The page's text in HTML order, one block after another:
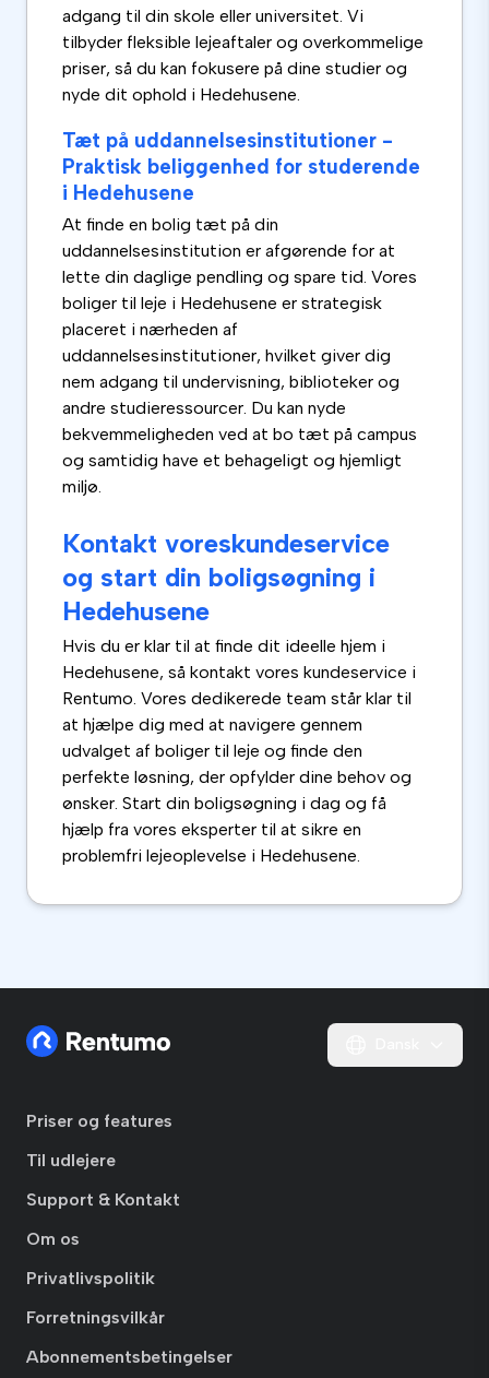
adgang til din skole eller universitet. Vi
tilbyder fleksible lejeaftaler og overkommelige
priser, så du kan fokusere på dine studier og
nyde dit ophold i Hedehusene.
Tæt på uddannelsesinstitutioner -
Praktisk beliggenhed for studerende
i Hedehusene
At finde en bolig tæt på din
uddannelsesinstitution er afgørende for at
lette din daglige pendling og spare tid. Vores
boliger til leje i Hedehusene er strategisk
placeret i nærheden af ​​
uddannelsesinstitutioner, hvilket giver dig
nem adgang til undervisning, biblioteker og
andre studieressourcer. Du kan nyde
bekvemmeligheden ved at bo tæt på campus
og samtidig have et behageligt og hjemligt
miljø.
Kontakt voreskundeservice
og start din boligsøgning i
Hedehusene
Hvis du er klar til at finde dit ideelle hjem i
Hedehusene, så kontakt vores kundeservice i
Rentumo. Vores dedikerede team står klar til
at hjælpe dig med at navigere gennem
udvalget af boliger til leje og finde den
perfekte løsning, der opfylder dine behov og
ønsker. Start din boligsøgning i dag og få
hjælp fra vores eksperter til at sikre en
problemfri lejeoplevelse i Hedehusene.
Priser og features
Til udlejere
Support & Kontakt
Om os
Privatlivspolitik
Forretningsvilkår
Abonnementsbetingelser